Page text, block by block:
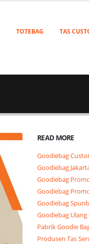
TOTEBAG TAS
READ MORE
Goodiebag
Goodiebag
Goodiebag
Goodiebag
Goodiebag
Goodiebag
Pabrik Goodie
Produsen Tas